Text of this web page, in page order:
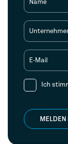
Name
E-Mail
Ich
MELDEN